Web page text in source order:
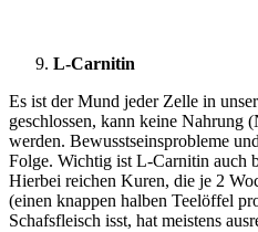
L-Carnitin
Es ist der Mund jeder Zelle in
geschlossen, kann keine Nahrung
werden. Bewusstseinsprobleme
Folge. Wichtig ist L-Carnitin auch
Hierbei reichen Kuren, die je 2
(einen knappen halben Teelöffel
Schafsfleisch isst, hat meistens